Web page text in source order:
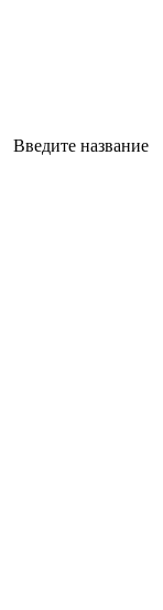
Введите название